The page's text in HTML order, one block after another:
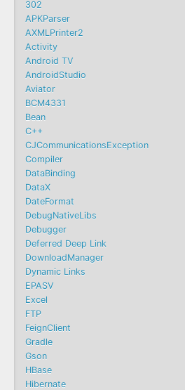
302
APKParser
AXMLPrinter2
Activity
Android TV
AndroidStudio
Aviator
BCM4331
Bean
C++
CJCommunicationsException
Compiler
DataBinding
DataX
DateFormat
DebugNativeLibs
Debugger
Deferred Deep Link
DownloadManager
Dynamic Links
EPASV
Excel
FTP
FeignClient
Gradle
Gson
HBase
Hibernate